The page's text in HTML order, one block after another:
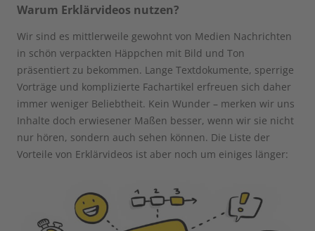
Warum Erklärvideos nutzen?
Wir sind es mittlerweile gewohnt von Medien Nachrichten
in schön verpackten Häppchen mit Bild und Ton
präsentiert zu bekommen. Lange Textdokumente, sperrige
Vorträge und komplizierte Fachartikel erfreuen sich daher
immer weniger Beliebtheit. Kein Wunder – merken wir uns
Inhalte doch erwiesener Maßen besser, wenn wir sie nicht
nur hören, sondern auch sehen können. Die Liste der
Vorteile von Erklärvideos ist aber noch um einiges länger: